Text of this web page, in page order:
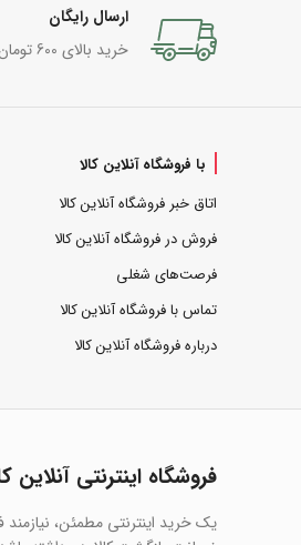
ارسال رایگان
خرید بالای 600 تومان
با فروشگاه آنلاین کالا
اتاق خبر فروشگاه آنلاین کالا
فروش در فروشگاه آنلاین کالا
فرصت‌های شغلی
تماس با فروشگاه آنلاین کالا
درباره فروشگاه آنلاین کالا
فروشگاه اینترنتی آنلاین
یک خرید اینترنتی مطمئن،